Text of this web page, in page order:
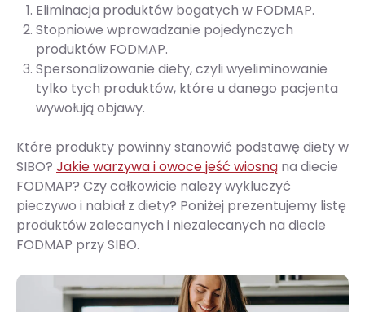
Eliminacja produktów bogatych w FODMAP.
Stopniowe wprowadzanie pojedynczych
produktów FODMAP.
Spersonalizowanie diety, czyli wyeliminowanie
tylko tych produktów, które u danego pacjenta
wywołują objawy.
Które produkty powinny stanowić podstawę diety w
SIBO? Jakie warzywa i owoce jeść wiosną na diecie
FODMAP? Czy całkowicie należy wykluczyć
pieczywo i nabiał z diety? Poniżej prezentujemy listę
produktów zalecanych i niezalecanych na diecie
FODMAP przy SIBO.